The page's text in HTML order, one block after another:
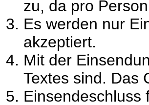
zu, da pro
Es werden nur
akzeptiert.
Mit der
Textes sind. Das
Einsendeschluss